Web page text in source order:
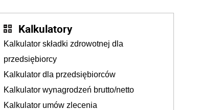
Kalkulatory
Kalkulator składki zdrowotnej dla
przedsiębiorcy
Kalkulator dla przedsiębiorców
Kalkulator wynagrodzeń brutto/netto
Kalkulator umów zlecenia